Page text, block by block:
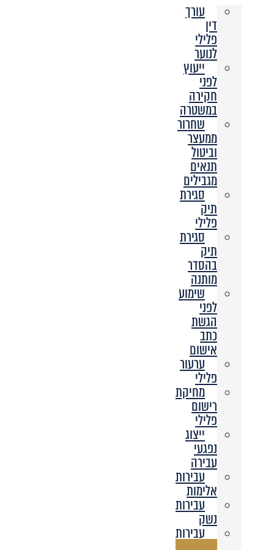
עורך
דין
פלילי
לנוער
ייעוץ
לפני
חקירה
במשטרה
שחרור
ממעצר
וביטול
תנאים
מגבילים
סגירת
תיק
פלילי
סגירת
תיק
בהסדר
מותנה
שימוע
לפני
הגשת
כתב
אישום
ערעור
פלילי
מחיקת
רישום
פלילי
ייצוג
נפגעי
עבירה
עבירות
אלימות
עבירות
נשק
עבירות